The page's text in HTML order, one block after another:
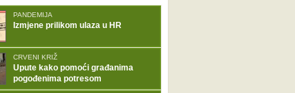
PANDEMIJA
Izmjene prilikom ulaza u HR
CRVENI KRIŽ
Upute kako pomoći građanima
pogođenima potresom